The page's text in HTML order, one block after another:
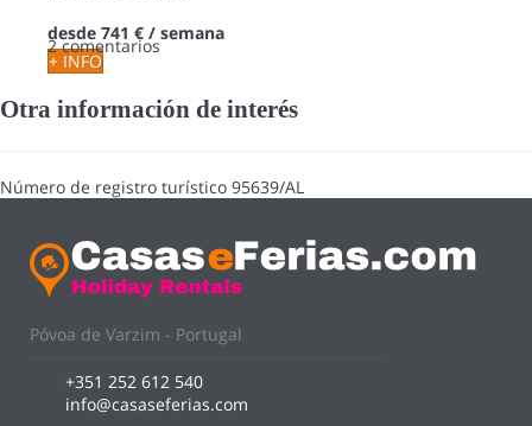
2 comentarios
desde 741 € / semana
+ INFO
Otra información de interés
Número de registro turístico 95639/AL
Póvoa de Varzim - Portugal
+351 252 612 540
info@casaseferias.com